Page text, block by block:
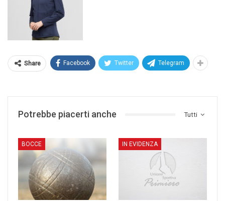
Share Facebook Twitter Telegram
Tutti
Potrebbe piacerti anche
BOCCE IN EVIDENZA